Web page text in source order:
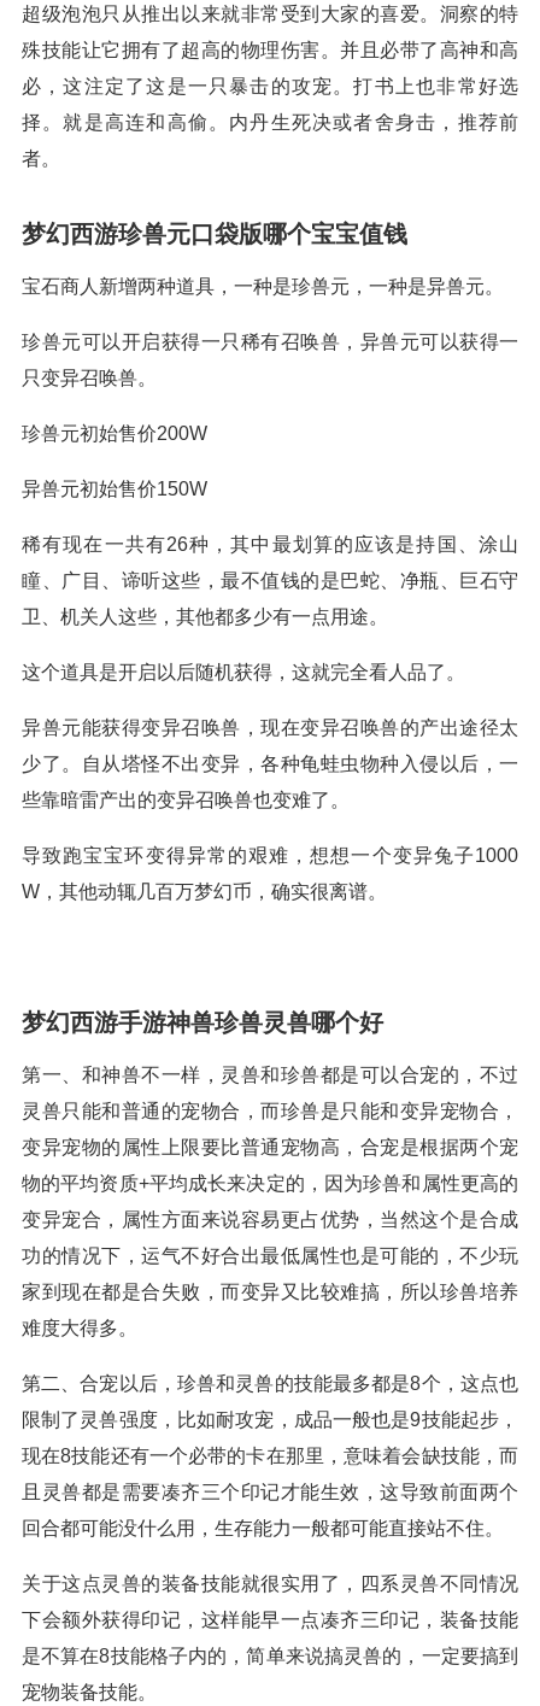
超级泡泡只从推出以来就非常受到大家的喜爱。洞察的特
殊技能让它拥有了超高的物理伤害。并且必带了高神和高
必，这注定了这是一只暴击的攻宠。打书上也非常好选
择。就是高连和高偷。内丹生死决或者舍身击，推荐前
者。
梦幻西游珍兽元口袋版哪个宝宝值钱
宝石商人新增两种道具，一种是珍兽元，一种是异兽元。
珍兽元可以开启获得一只稀有召唤兽，异兽元可以获得一
只变异召唤兽。
珍兽元初始售价200W
异兽元初始售价150W
稀有现在一共有26种，其中最划算的应该是持国、涂山
瞳、广目、谛听这些，最不值钱的是巴蛇、净瓶、巨石守
卫、机关人这些，其他都多少有一点用途。
这个道具是开启以后随机获得，这就完全看人品了。
异兽元能获得变异召唤兽，现在变异召唤兽的产出途径太
少了。自从塔怪不出变异，各种龟蛙虫物种入侵以后，一
些靠暗雷产出的变异召唤兽也变难了。
导致跑宝宝环变得异常的艰难，想想一个变异兔子1000
W，其他动辄几百万梦幻币，确实很离谱。
梦幻西游手游神兽珍兽灵兽哪个好
第一、和神兽不一样，灵兽和珍兽都是可以合宠的，不过
灵兽只能和普通的宠物合，而珍兽是只能和变异宠物合，
变异宠物的属性上限要比普通宠物高，合宠是根据两个宠
物的平均资质+平均成长来决定的，因为珍兽和属性更高的
变异宠合，属性方面来说容易更占优势，当然这个是合成
功的情况下，运气不好合出最低属性也是可能的，不少玩
家到现在都是合失败，而变异又比较难搞，所以珍兽培养
难度大得多。
第二、合宠以后，珍兽和灵兽的技能最多都是8个，这点也
限制了灵兽强度，比如耐攻宠，成品一般也是9技能起步，
现在8技能还有一个必带的卡在那里，意味着会缺技能，而
且灵兽都是需要凑齐三个印记才能生效，这导致前面两个
回合都可能没什么用，生存能力一般都可能直接站不住。
关于这点灵兽的装备技能就很实用了，四系灵兽不同情况
下会额外获得印记，这样能早一点凑齐三印记，装备技能
是不算在8技能格子内的，简单来说搞灵兽的，一定要搞到
宠物装备技能。